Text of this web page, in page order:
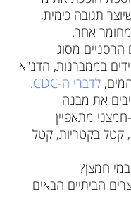
תגובה כימית,
אחר.
הרסניים מסוג
בממברנות, הדנ"א
לדברי ה-CDC
.
את מבנה
מתאפיין
קטל בקטריות, קטל
במי חמצן?
הביתיים הבאים